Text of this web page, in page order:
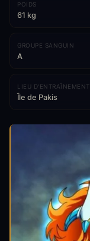
POIDS
61 kg
GROUPE SANGUIN
A
LIEU D'ENTRAÎNEMENT
Île de Pakis